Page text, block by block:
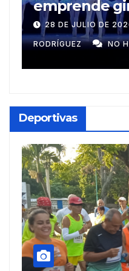
Muñecos y
9 DE JULIO DE
GUZMÁN NO
Deportivas